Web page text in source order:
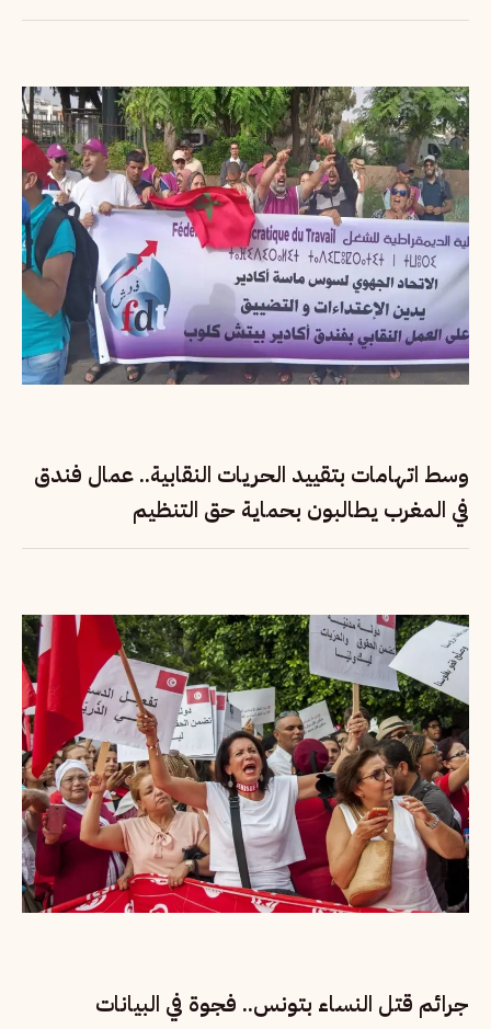
وسط اتهامات بتقييد الحريات النقابية.. عمال فندق
في المغرب يطالبون بحماية حق التنظيم
جرائم قتل النساء بتونس.. فجوة في البيانات